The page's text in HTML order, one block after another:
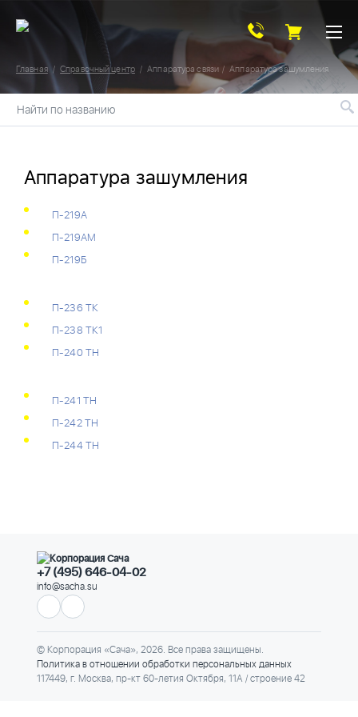
Главная Справочный центр Аппаратура связи Аппаратура зашумления
Найти по названию
Аппаратура зашумления
П-219А
П-219АМ
П-219Б
П-236 ТК
П-238 ТК1
П-240 ТН
П-241 ТН
П-242 ТН
П-244 ТН
+7 (495) 646-04-02
info@sacha.su
© Корпорация «Сача», 2026. Все права защищены.
Политика в отношении обработки персональных данных
117449, г. Москва, пр-кт 60-летия Октября, 11А / строение 42